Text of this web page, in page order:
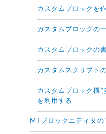
カスタムブロックを
カスタムブロックの
カスタムブロックの
カスタムスクリプト
カスタムブロック機
を利用する
MTブロックエディタ